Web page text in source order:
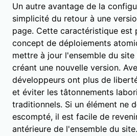
Un autre avantage de la
simplicité du retour à une
page. Cette caractéristique est
concept de déploiements
mettre à jour l'ensemble du site
créant une nouvelle version.
développeurs ont plus de
et éviter les tâtonnements
traditionnels. Si un élément ne
escompté, il est facile de
antérieure de l'ensemble du site.